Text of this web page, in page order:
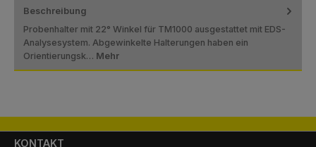
Beschreibung
Probenhalter mit 22° Winkel für TM1000 ausgestattet mit EDS-
Analysesystem. Abgewinkelte Halterungen haben ein
Orientierungsk… Mehr
KONTAKT